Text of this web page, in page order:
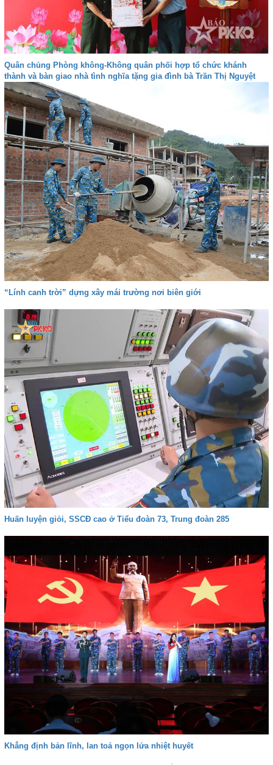
Quân chủng Phòng không-Không quân phối hợp tổ chức khánh
thành và bàn giao nhà tình nghĩa tặng gia đình bà Trần Thị Nguyệt
“Lính canh trời” dựng xây mái trường nơi biên giới
Huấn luyện giỏi, SSCĐ cao ở Tiểu đoàn 73, Trung đoàn 285
Khẳng định bản lĩnh, lan toả ngọn lửa nhiệt huyết